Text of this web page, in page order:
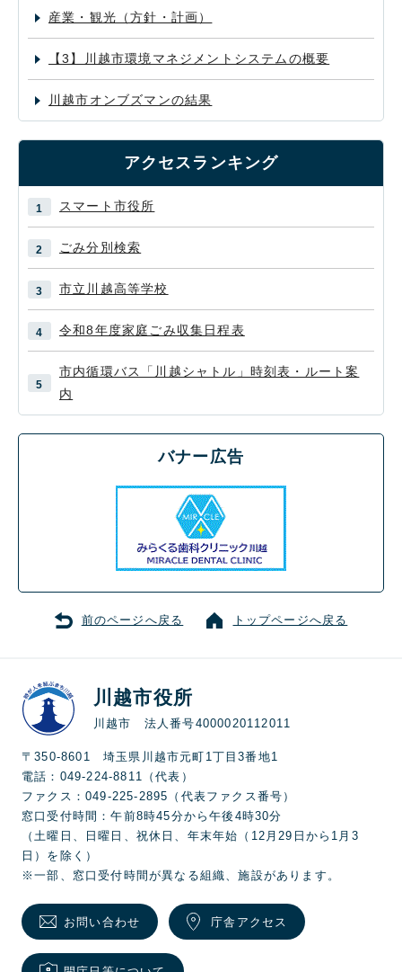
産業・観光（方針・計画）
【3】川越市環境マネジメントシステムの概要
川越市オンブズマンの結果
アクセスランキング
スマート市役所
ごみ分別検索
市立川越高等学校
令和8年度家庭ごみ収集日程表
市内循環バス「川越シャトル」時刻表・ルート案
内
バナー広告
前のページへ戻る トップページへ戻る
川越市役所
川越市 法人番号4000020112011
〒350-8601 埼玉県川越市元町1丁目3番地1
電話：049-224-8811（代表）
ファクス：049-225-2895（代表ファクス番号）
窓口受付時間：午前8時45分から午後4時30分
（土曜日、日曜日、祝休日、年末年始（12月29日から1月3
日）を除く）
※一部、窓口受付時間が異なる組織、施設があります。
お問い合わせ 庁舎アクセス